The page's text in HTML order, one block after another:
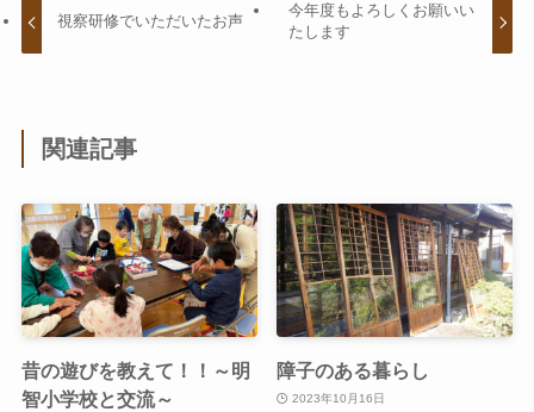
視察研修でいただいたお声
今年度もよろしくお願いい
たします
関連記事
昔の遊びを教えて！！～明
智小学校と交流～
障子のある暮らし
2023年10月16日